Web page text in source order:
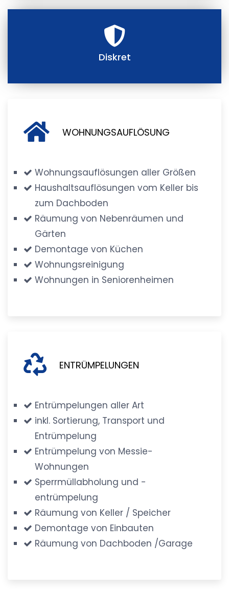
Diskret
WOHNUNGSAUFLÖSUNG
Wohnungsauflösungen aller Größen
Haushaltsauflösungen vom Keller bis
zum Dachboden
Räumung von Nebenräumen und
Gärten
Demontage von Küchen
Wohnungsreinigung
Wohnungen in Seniorenheimen
ENTRÜMPELUNGEN
Entrümpelungen aller Art
inkl. Sortierung, Transport und
Entrümpelung
Entrümpelung von Messie-
Wohnungen
Sperrmüllabholung und -
entrümpelung
Räumung von Keller / Speicher
Demontage von Einbauten
Räumung von Dachboden /Garage